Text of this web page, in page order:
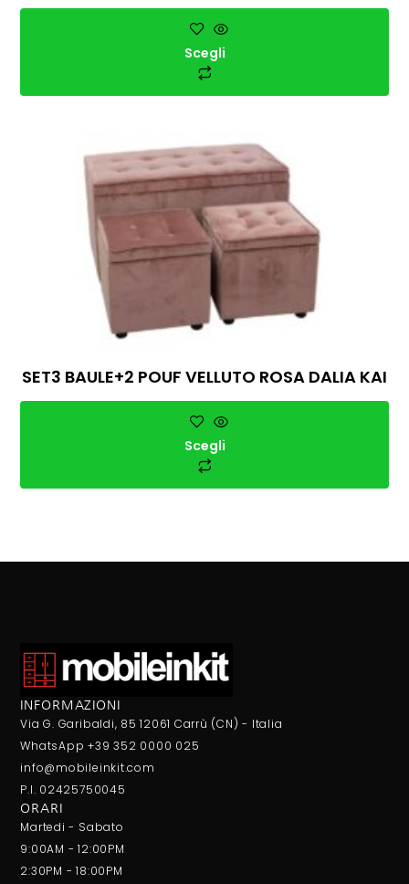
Scegli
SET3 BAULE+2 POUF VELLUTO ROSA DALIA KAI
Scegli
INFORMAZIONI
Via G. Garibaldi, 85 12061 Carrù (CN) - Italia
WhatsApp +39 352 0000 025
info@mobileinkit.com
P.I. 02425750045
ORARI
Martedi - Sabato
9:00AM - 12:00PM
2:30PM - 18:00PM